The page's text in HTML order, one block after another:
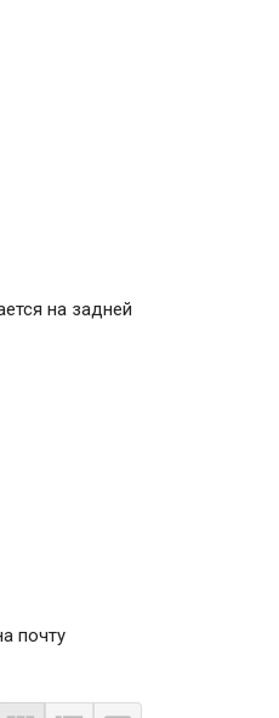
на задней
почту